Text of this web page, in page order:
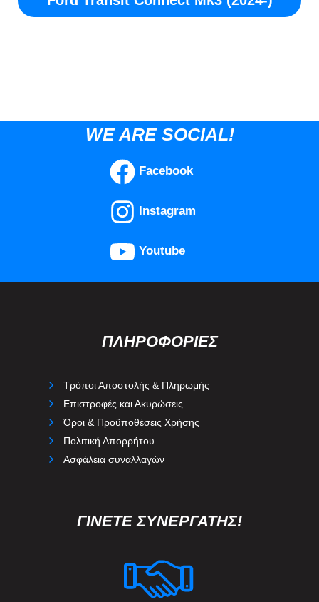
WE ARE SOCIAL!
Facebook
Instagram
Youtube
ΠΛΗΡΟΦΟΡΙΕΣ
Τρόποι Αποστολής & Πληρωμής
Επιστροφές και Ακυρώσεις
Όροι & Προϋποθέσεις Χρήσης
Πολιτική Απορρήτου
Ασφάλεια συναλλαγών
ΓΙΝΕΤΕ ΣΥΝΕΡΓΑΤΗΣ!